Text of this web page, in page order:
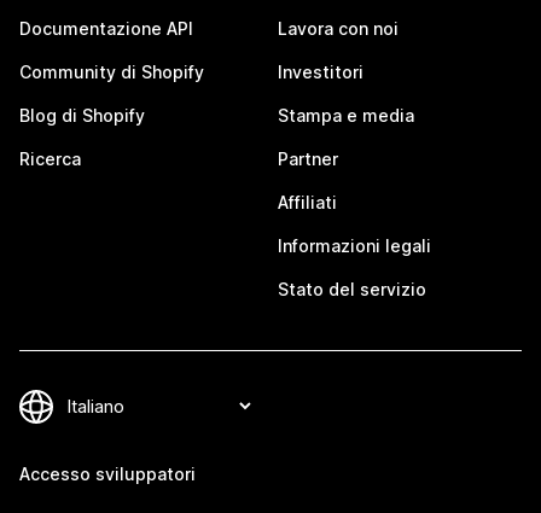
Documentazione API
Community di Shopify
Blog di Shopify
Ricerca
Lavora con noi
Investitori
Stampa e media
Partner
Affiliati
Informazioni legali
Stato del servizio
Accesso sviluppatori